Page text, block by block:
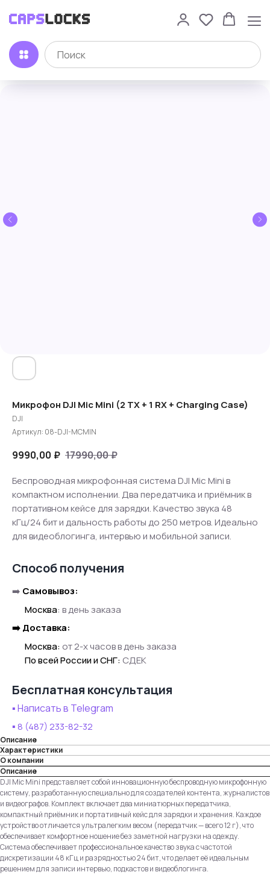
Микрофон DJI Mic Mini (2 TX + 1 RX + Charging Case)
DJI
Артикул: 08-DJI-MCMIN
9990,00 ₽ 17990,00₽
Беспроводная микрофонная система DJI Mic Mini в
компактном исполнении. Два передатчика и приёмник в
портативном кейсе для зарядки. Качество звука 48
кГц/24 бит и дальность работы до 250 метров. Идеально
для видеоблогинга, интервью и мобильной записи.
Способ получения
➡️ Самовывоз:
Москва: в день заказа
➡️ Доставка:
Москва: от 2-х часов в день заказа
По всей России и СНГ: СДЕК
Бесплатная консультация
▪️ Написать в Telegram
▪️ 8 (487) 233-82-32
Описание
Характеристики
О компании
Описание
DJI Mic Mini представляет собой инновационную беспроводную микрофонную
систему, разработанную специально для создателей контента, журналистов
и видеографов. Комплект включает два миниатюрных передатчика,
компактный приёмник и портативный кейс для зарядки и хранения. Каждое
устройство отличается ультралегким весом (передатчик — всего 12 г), что
обеспечивает комфортное ношение без заметной нагрузки на одежду.
Система обеспечивает профессиональное качество звука с частотой
дискретизации 48 кГц и разрядностью 24 бит, что делает её идеальным
решением для записи интервью, подкастов и видеоблогинга.